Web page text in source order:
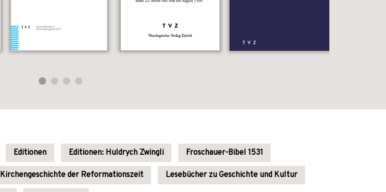
Editionen Editionen: Huldrych Zwingli Froschauer-Bibel 1531
Kirchengeschichte der Reformationszeit Lesebücher zu Geschichte und Kultur